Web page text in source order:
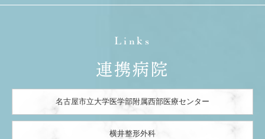
Links
連携病院
名古屋市立大学医学部附属西部医療センター
横井整形外科